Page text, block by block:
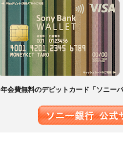
年会費無料のデビットカード「ソニー